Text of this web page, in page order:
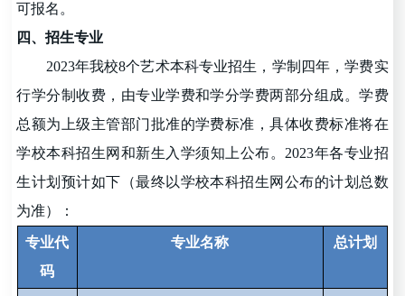
可报名。
四、招生专业
2023年我校8个艺术本科专业招生，学制 四年，学费实
行学分制收费，由专业学费和学分学费两部分组成。学费
总额为上级主管部门批准的学费标准，具体收费标准将在
学校本科招生网和新生入学须知上公布。 2023年各专业招
生计划预计如下（最终以学校本科招生网公布的计划总数
为准）：
专业代
码
专业名称 总计划